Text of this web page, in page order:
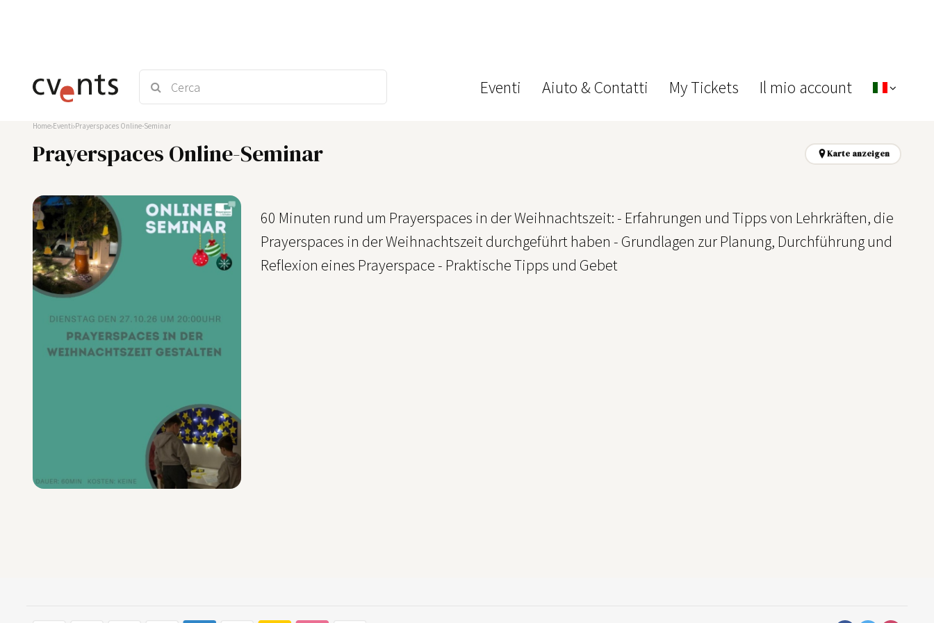
Eventi Aiuto & Contatti My Tickets Il mio account
Home Eventi Prayerspaces Online-Seminar
Prayerspaces Online-Seminar Karte anzeigen
60 Minuten rund um Prayerspaces in der Weihnachtszeit: - Erfahrungen und Tipps von Lehrkräften, die
Prayerspaces in der Weihnachtszeit durchgeführt haben - Grundlagen zur Planung, Durchführung und
Reflexion eines Prayerspace - Praktische Tipps und Gebet